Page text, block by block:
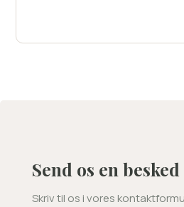
Send os en besked
Skriv til os i vores